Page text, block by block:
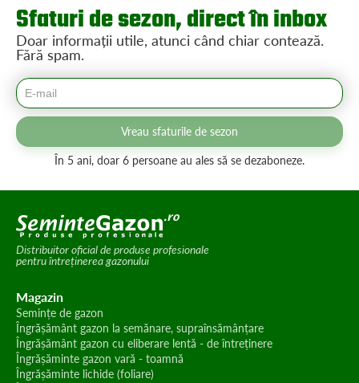
Sfaturi de sezon, direct în inbox
Doar informații utile, atunci când chiar contează.
Fără spam.
Vreau sfaturile de sezon
În 5 ani, doar 6 persoane au ales să se dezaboneze.
Distribuitor oficial de produse profesionale
pentru întreținerea gazonului
Magazin
Semințe de gazon
Îngrășământ gazon la semănare, supraînsămânțare
Îngrășământ gazon cu eliberare lentă - de întreținere
Îngrășăminte gazon vară - toamnă
Îngrășăminte lichide (foliare)